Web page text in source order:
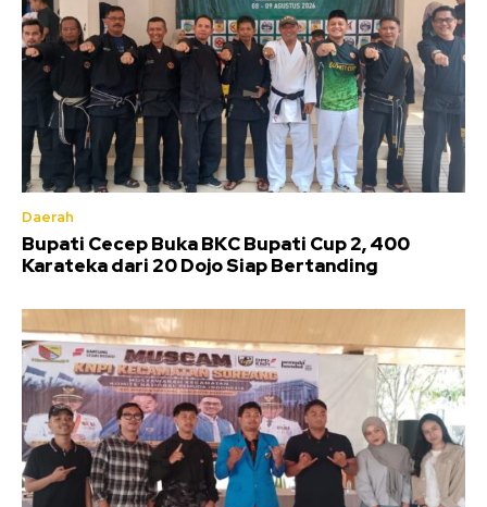
Daerah
Bupati Cecep Buka BKC Bupati Cup 2, 400
Karateka dari 20 Dojo Siap Bertanding